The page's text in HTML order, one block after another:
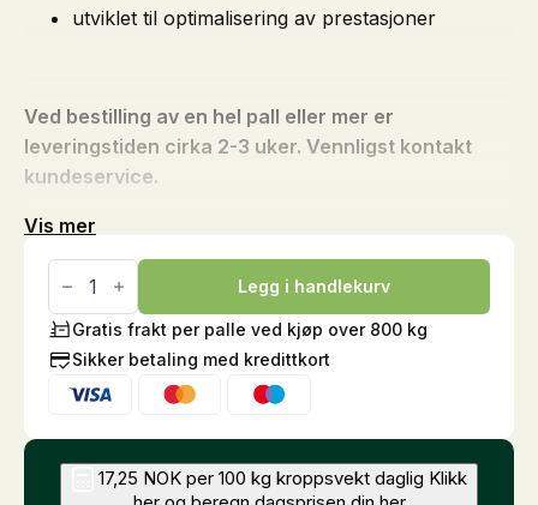
utviklet til optimalisering av prestasjoner
Ved bestilling av en hel pall eller mer er
leveringstiden cirka 2-3 uker. Vennligst kontakt
kundeservice.
Vis mer
Int.
Sports
Champions
Claim,
20
kg
antall
Legg i handlekurv
Gratis frakt per palle ved kjøp over 800 kg
Sikker betaling med kredittkort
17,25 NOK per 100 kg kroppsvekt daglig Klikk